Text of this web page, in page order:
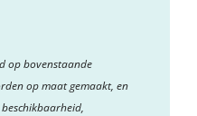
op bovenstaande
op maat gemaakt, en